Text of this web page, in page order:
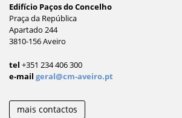
Edifício Paços do Concelho
Praça da República
Apartado 244
3810-156 Aveiro
tel +351 234 406 300
e-mail geral@cm-aveiro.pt
mais contactos